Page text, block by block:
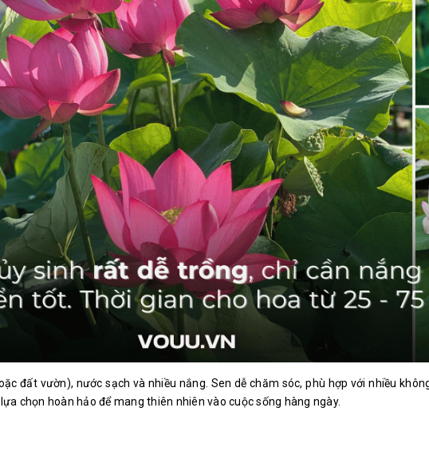
đất vườn), nước sạch và nhiều nắng. Sen dễ chăm sóc, phù hợp với nhiều
chọn hoàn hảo để mang thiên nhiên vào cuộc sống hàng ngày.